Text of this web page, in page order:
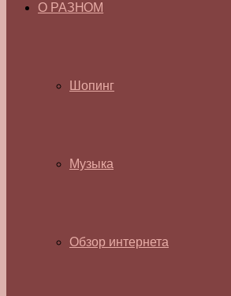
О РАЗНОМ
Шопинг
Музыка
Обзор интернета